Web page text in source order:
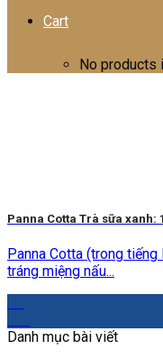
Cart
No products
Panna Cotta Trà sữa xanh:
Panna Cotta (trong
tráng miệng nấu...
Danh mục bài viết